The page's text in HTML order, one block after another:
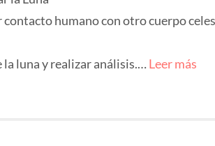
humano con otro cuerpo
la luna y realizar análisis.…Leer más